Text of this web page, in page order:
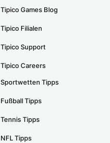
Tipico Games Blog
Tipico Filialen
Tipico Support
Tipico Careers
Sportwetten Tipps
Fußball Tipps
Tennis Tipps
NFL Tipps